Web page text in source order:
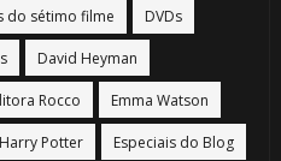
do sétimo filme DVDs
David Heyman
Rocco Emma Watson
Potter Especiais do Blog